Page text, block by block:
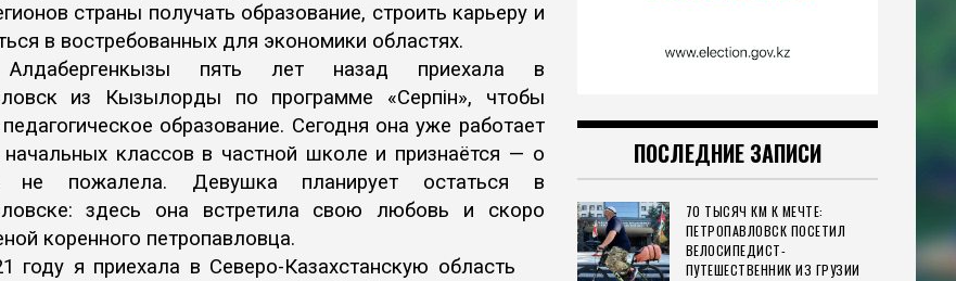
страны получать образование, строить карьеру и
в востребованных для экономики областях.
пять лет назад приехала в
из Кызылорды по программе «Серпін», чтобы
образование. Сегодня она уже работает
начальных классов в частной школе и признаётся — о
не пожалела. Девушка планирует остаться в
здесь она встретила свою любовь и скоро
коренного петропавловца.
году я приехала в Северо-Казахстанскую область
ПОСЛЕДНИЕ ЗАПИСИ
70 ТЫСЯЧ КМ К МЕЧТЕ:
ПЕТРОПАВЛОВСК ПОСЕТИЛ
ВЕЛОСИПЕДИСТ-
ПУТЕШЕСТВЕННИК ИЗ ГРУЗИИ